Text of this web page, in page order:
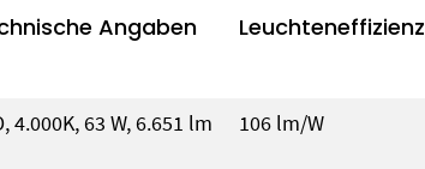
Angaben Leuchteneffizienz
4.000K, 63 W, 6.651 lm 106 lm/W